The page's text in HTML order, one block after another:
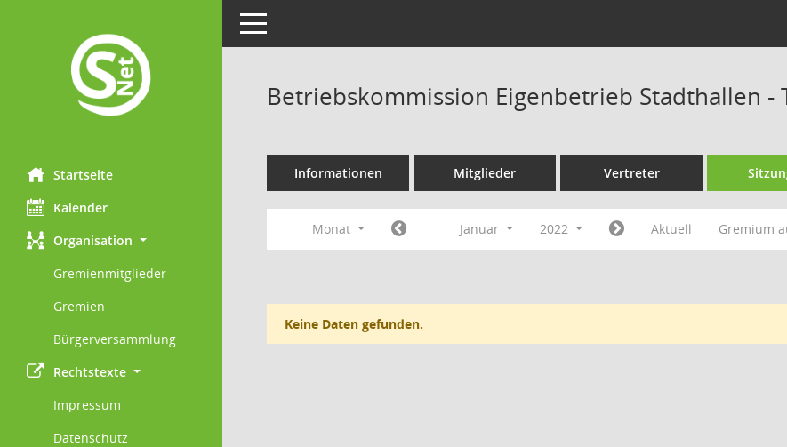
Startseite
Kalender
Organisation
Gremienmitglieder
Gremien
Bürgerversammlung
Rechtstexte
Impressum
Datenschutz
Toggle navigation
Betriebskommission Eigenbetrieb Stadthallen -
Informationen Mitglieder Vertreter
Monat Januar 2022 Aktuell Gremium
Keine Daten gefunden.